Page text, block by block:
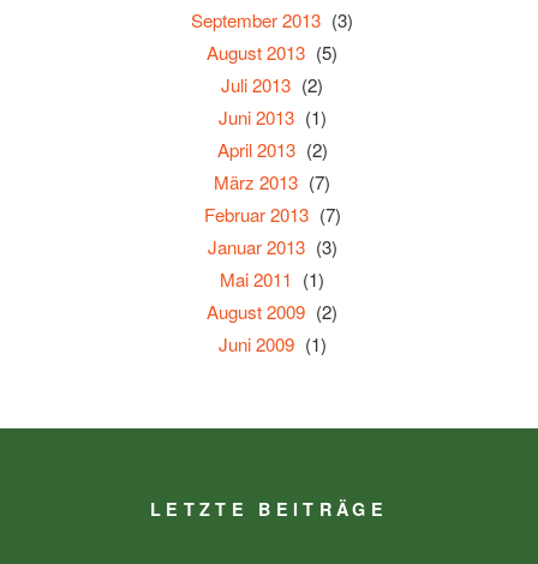
September 2013 (3)
August 2013 (5)
Juli 2013 (2)
Juni 2013 (1)
April 2013 (2)
März 2013 (7)
Februar 2013 (7)
Januar 2013 (3)
Mai 2011 (1)
August 2009 (2)
Juni 2009 (1)
LETZTE BEITRÄGE